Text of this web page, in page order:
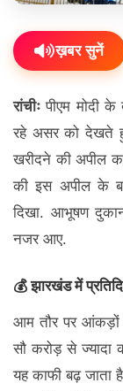
ख़बर सुनें
रांचीः पीएम मोदी के
रहे असर को देखते
खरीदने की अपील
की इस अपील के
दिखा. आभूषण
नजर आए.
💰 झारखंड में
आम तौर पर आंकड़ों
सौ करोड़ से ज्यादा
यह काफी बढ़ जाता